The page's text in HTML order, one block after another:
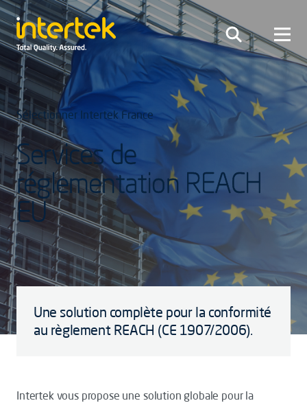
Sélectionner Intertek France
Services de
réglementation REACH
EU
Une solution complète pour la conformité
au règlement REACH (CE 1907/2006).
Intertek vous propose une solution globale pour la